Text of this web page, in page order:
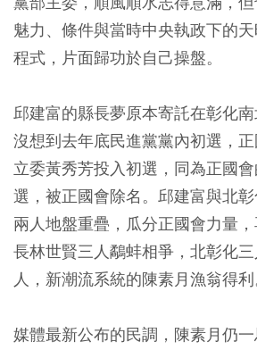
魅力、條件與當時中央執政下的
程式，片面歸功於自己操盤。
邱建富的縣長夢原本寄託在彰化南
沒想到去年底民進黨黨內初選，
立委黃秀芳投入初選，同為正國
選，被正國會除名。邱建富與北
兩人地盤重疊，瓜分正國會力量
長林世賢三人鷸蚌相爭，北彰化
人，新潮流系統的陳素月漁翁得利
媒體最新公布的民調，陳素月仍